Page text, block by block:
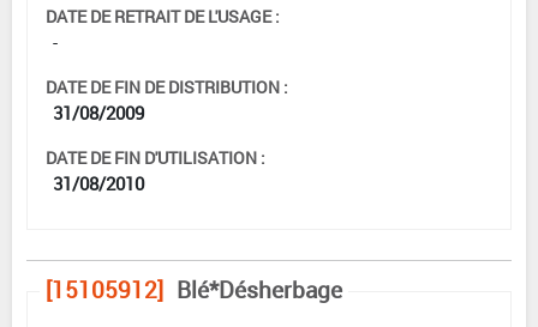
DATE DE RETRAIT DE L'USAGE :
-
DATE DE FIN DE DISTRIBUTION :
31/08/2009
DATE DE FIN D'UTILISATION :
31/08/2010
[15105912] Blé*Désherbage